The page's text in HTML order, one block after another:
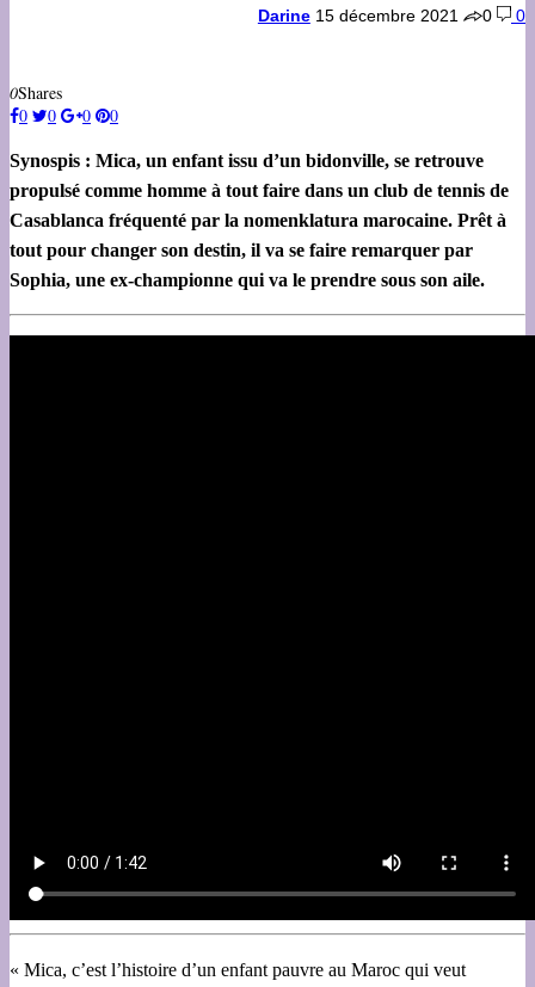
Darine 15 décembre 2021 0 0
0Shares
0
0 0 0
Synospis : Mica, un enfant issu d’un bidonville, se retrouve
propulsé comme homme à tout faire dans un club de tennis de
Casablanca fréquenté par la nomenklatura marocaine. Prêt à
tout pour changer son destin, il va se faire remarquer par
Sophia, une ex-championne qui va le prendre sous son aile.
« Mica, c’est l’histoire d’un enfant pauvre au Maroc qui veut